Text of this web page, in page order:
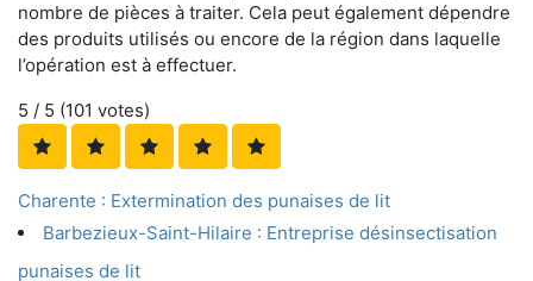
nombre de pièces à traiter. Cela peut également dépendre
des produits utilisés ou encore de la région dans laquelle
l’opération est à effectuer.
5 / 5 (101 votes)
Charente : Extermination des punaises de lit
Barbezieux-Saint-Hilaire : Entreprise désinsectisation
punaises de lit